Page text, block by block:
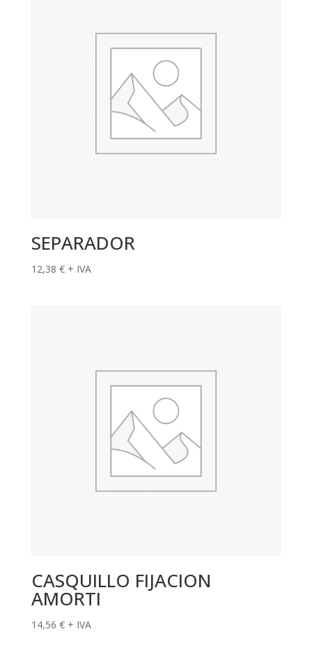
SEPARADOR
12,38 € + IVA
CASQUILLO FIJACION
AMORTI
14,56 € + IVA